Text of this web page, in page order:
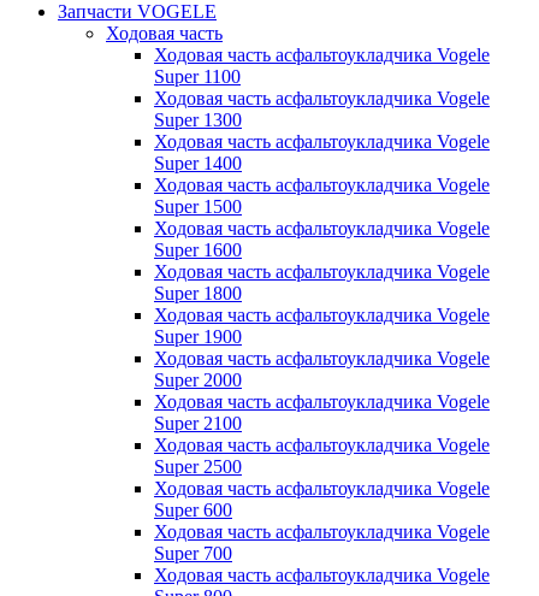
Запчасти VOGELE
Ходовая часть
Ходовая часть асфальтоукладчика Vogele
Super 1100
Ходовая часть асфальтоукладчика Vogele
Super 1300
Ходовая часть асфальтоукладчика Vogele
Super 1400
Ходовая часть асфальтоукладчика Vogele
Super 1500
Ходовая часть асфальтоукладчика Vogele
Super 1600
Ходовая часть асфальтоукладчика Vogele
Super 1800
Ходовая часть асфальтоукладчика Vogele
Super 1900
Ходовая часть асфальтоукладчика Vogele
Super 2000
Ходовая часть асфальтоукладчика Vogele
Super 2100
Ходовая часть асфальтоукладчика Vogele
Super 2500
Ходовая часть асфальтоукладчика Vogele
Super 600
Ходовая часть асфальтоукладчика Vogele
Super 700
Ходовая часть асфальтоукладчика Vogele